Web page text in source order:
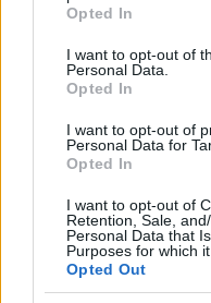
use your data for below
consent section.
Opted In
I want to opt-out of
Personal Data.
Opted In
I want to opt-out of
Personal Data for
Opted In
I want to opt-out of
Retention, Sale,
Personal Data that
Purposes for which
Opted Out
Amikor a jóisten a
Malira szúrta le a
furcsa a mali zenét
ma ott születő
előfordulhat, hogy azt
formában és
világ…